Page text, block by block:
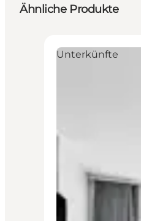
Ähnliche Produkte
Unterkünfte